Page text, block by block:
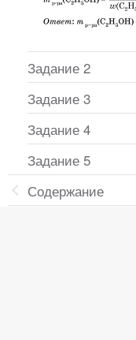
Задание 2
Задание 3
Задание 4
Задание 5
Содержание